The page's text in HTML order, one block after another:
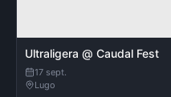
Ultraligera @ Caudal Fest
17 sept.
Lugo